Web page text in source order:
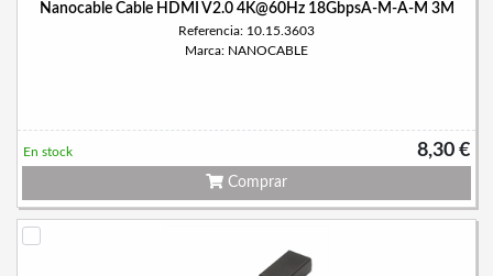
Nanocable Cable HDMI V2.0 4K@60Hz 18GbpsA-M-A-M 3M
Referencia: 10.15.3603
Marca: NANOCABLE
8,30 €
En stock
Comprar